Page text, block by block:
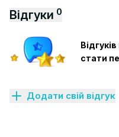
Відгуки 0
стати
Додати свій відгук